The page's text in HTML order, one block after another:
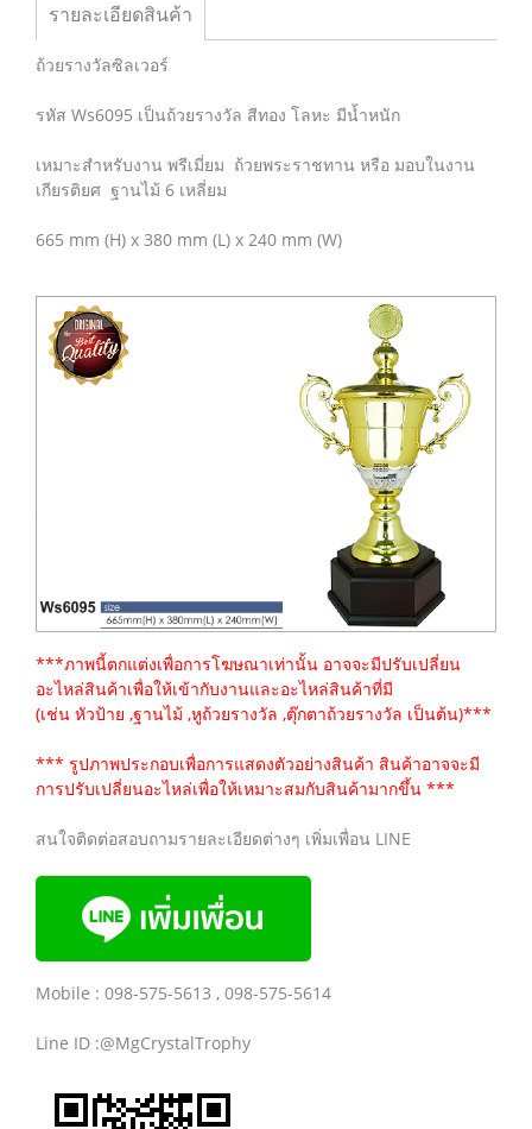
รายละเอียดสินค้า
ถ้วยรางวัลซิลเวอร์
รหัส Ws6095 เป็นถ้วยรางวัล สีทอง โลหะ มีน้ำหนัก
เหมาะสำหรับงาน พรีเมี่ยม ถ้วยพระราชทาน หรือ มอบในงาน
เกียรติยศ ฐานไม้ 6 เหลี่ยม
665 mm (H) x 380 mm (L) x 240 mm (W)
***ภาพนี้ตกแต่งเพื่อการโฆษณาเท่านั้น อาจจะมีปรับเปลี่ยน
อะไหล่สินค้าเพื่อให้เข้ากับงานและอะไหล่สินค้าที่มี
(เช่น หัวป้าย ,ฐานไม้ ,หูถ้วยรางวัล ,ตุ๊กตาถ้วยรางวัล เป็นต้น)***
*** รูปภาพประกอบเพื่อการแสดงตัวอย่างสินค้า สินค้าอาจจะมี
การปรับเปลี่ยนอะไหล่เพื่อให้เหมาะสมกับสินค้ามากขึ้น ***
สนใจติดต่อสอบถามรายละเอียดต่างๆ เพิ่มเพื่อน LINE
Mobile : 098-575-5613 , 098-575-5614
Line ID :@MgCrystalTrophy